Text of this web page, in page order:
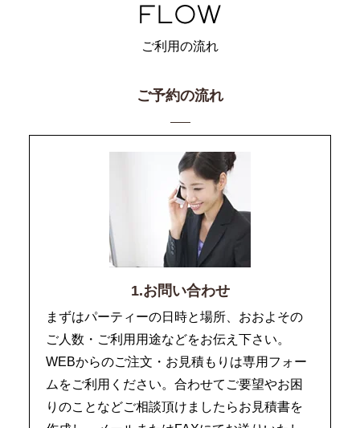
ご利用の流れ
ご予約の流れ
1.お問い合わせ
まずはパーティーの日時と場所、おおよその
ご人数・ご利用用途などをお伝え下さい。
WEBからのご注文・お見積もりは専用フォー
ムをご利用ください。合わせてご要望やお困
りのことなどご相談頂けましたらお見積書を